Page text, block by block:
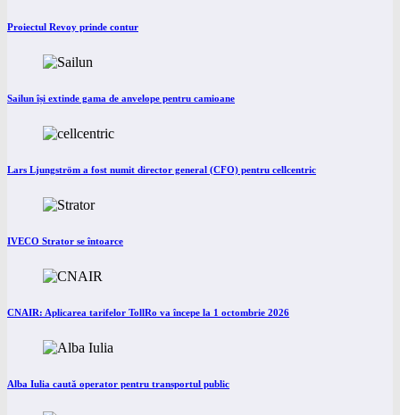
Proiectul Revoy prinde contur
Sailun își extinde gama de anvelope pentru camioane
Lars Ljungström a fost numit director general (CFO) pentru cellcentric
IVECO Strator se întoarce
CNAIR: Aplicarea tarifelor TollRo va începe la 1 octombrie 2026
Alba Iulia caută operator pentru transportul public